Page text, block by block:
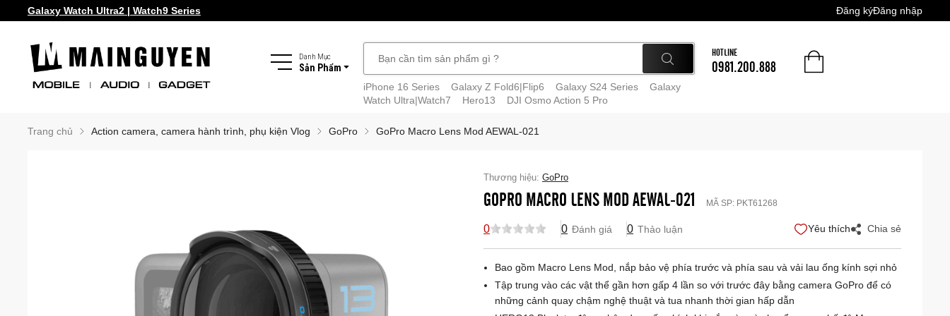
Galaxy Watch Ultra2 | Watch9 Series
Samsung Galaxy Z Fold8 | Z Flip8 Đăng kýĐăng nhập
Danh Mục
Sản Phẩm
iPhone 16 Series
Galaxy Z Fold6|Flip6 Galaxy S24 Series
Galaxy
Watch Ultra|Watch7
Hero13 DJI Osmo Action 5 Pro
HOTLINE
0981.200.888
Trang chủ Action camera, camera hành trình, phụ kiện Vlog GoPro GoPro Macro Lens Mod AEWAL-021
Thương hiệu: GoPro
GOPRO MACRO LENS MOD AEWAL-021 MÃ SP: PKT61268
0 0 Đánh giá 0 Thảo luận Yêu thích Chia sẻ
Bao gồm Macro Lens Mod, nắp bảo vệ phía trước và phía sau và vải lau ống kính sợi nhỏ
Tập trung vào các vật thể gần hơn gấp 4 lần so với trước đây bằng camera GoPro để có
những cảnh quay chậm nghệ thuật và tua nhanh thời gian hấp dẫn